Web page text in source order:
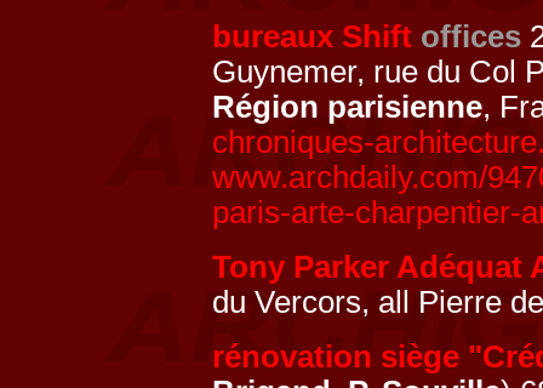
bureaux Shift offices
Guynemer, rue du Col
Région parisienne,
chroniques-
www.archdaily.com/
paris-arte-charpentier-
Tony Parker Adéquat
du Vercors, all Pierre
rénovation siège